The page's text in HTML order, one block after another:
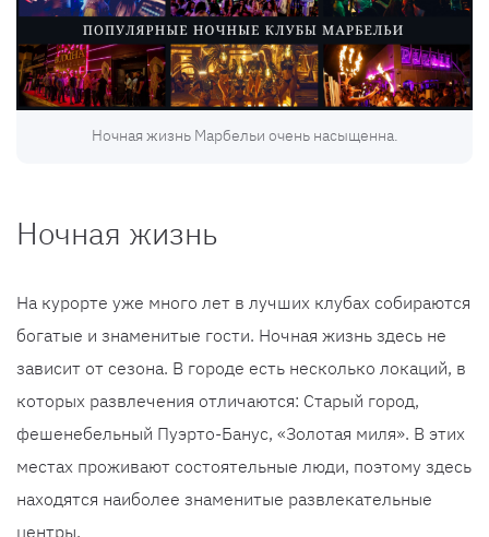
Ночная жизнь Марбельи очень насыщенна.
Ночная жизнь
На курорте уже много лет в лучших клубах собираются
богатые и знаменитые гости. Ночная жизнь здесь не
зависит от сезона. В городе есть несколько локаций, в
которых развлечения отличаются: Старый город,
фешенебельный Пуэрто-Банус, «Золотая миля». В этих
местах проживают состоятельные люди, поэтому здесь
находятся наиболее знаменитые развлекательные
центры.